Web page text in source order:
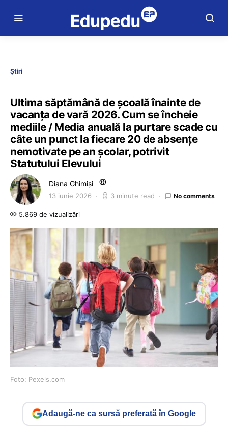
Știri
Ultima săptămână de școală înainte de
vacanța de vară 2026. Cum se încheie
mediile / Media anuală la purtare scade cu
câte un punct la fiecare 20 de absențe
nemotivate pe an școlar, potrivit
Statutului Elevului
Diana Ghimiși
13 iunie 2026 3 minute read No comments
5.869 de vizualizări
Foto: Pexels.com
Adaugă-ne ca sursă preferată în Google